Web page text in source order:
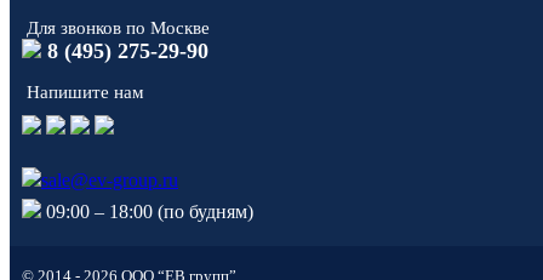
Для звонков по Москве
8 (495) 275-29-90
Напишите нам
sale@ev-group.ru
09:00 – 18:00 (по будням)
© 2014 - 2026 ООО “ЕВ групп”